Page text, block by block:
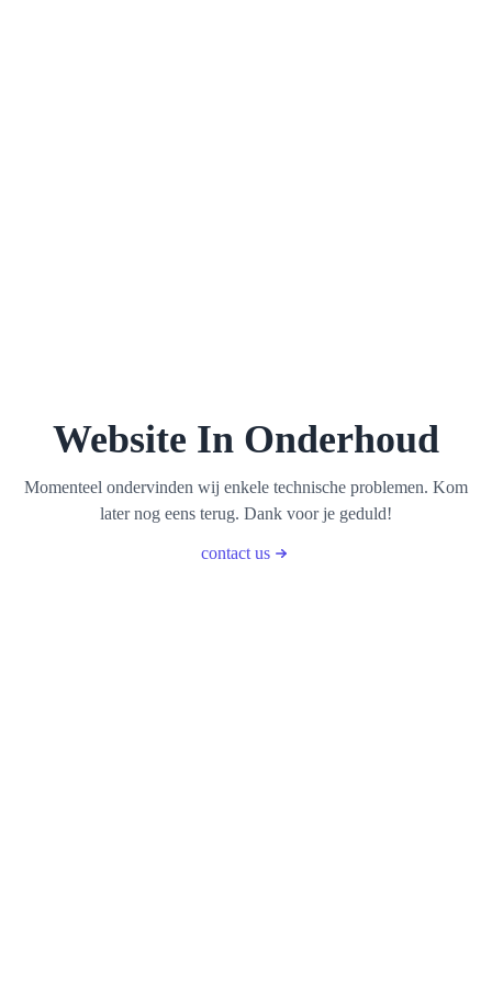
Website In Onderhoud
Momenteel ondervinden wij enkele technische problemen. Kom
later nog eens terug. Dank voor je geduld!
contact us